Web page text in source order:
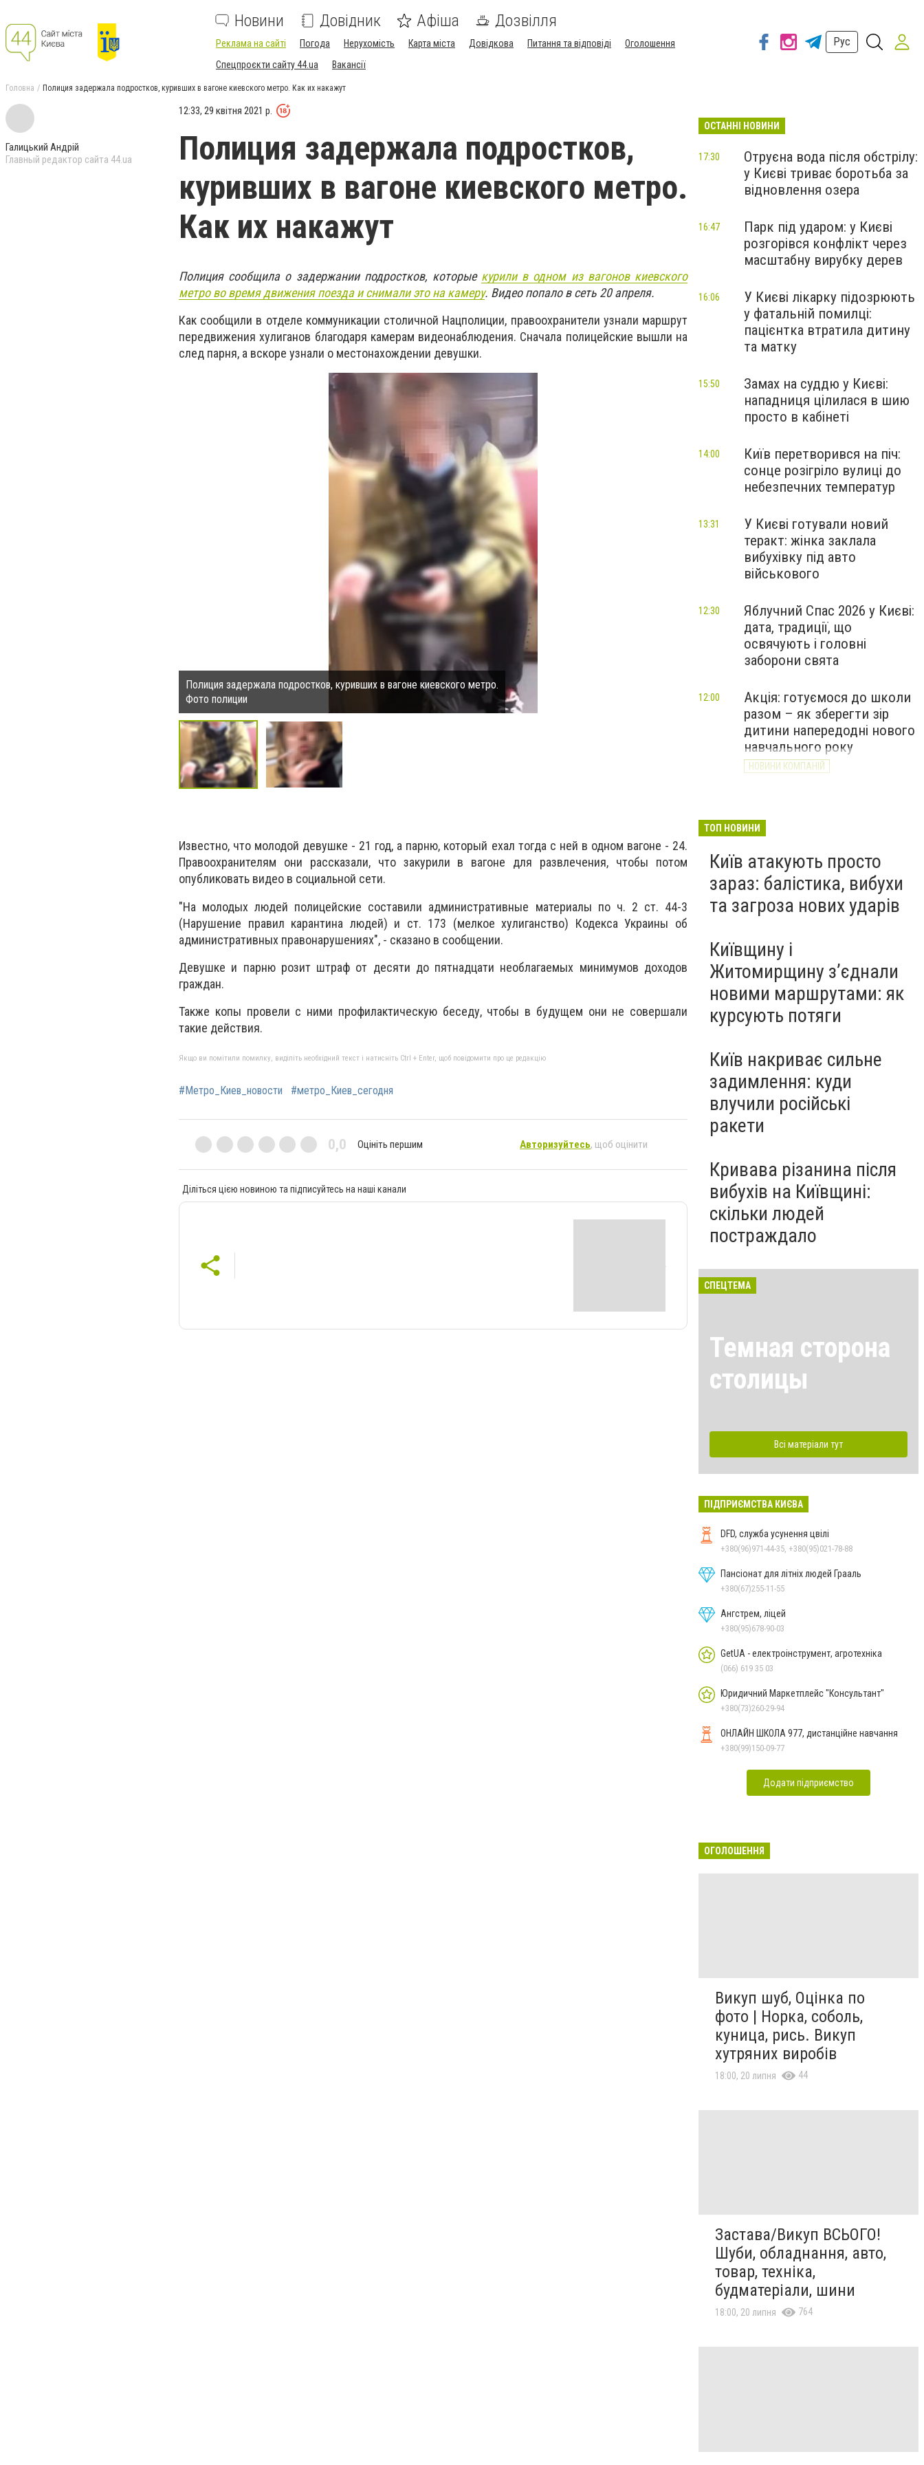
Новини Довідник Афіша Дозвілля
Реклама на сайті Погода Нерухомість Карта міста Довідкова Питання та відповіді
Оголошення
Спецпроєкти сайту 44.ua
Вакансії
Рус
Головна Полиция задержала подростков, куривших в вагоне киевского метро. Как их накажут
Галицький Андрій
Главный редактор сайта 44.ua
12:33, 29 квітня 2021 р.
Полиция задержала подростков,
куривших в вагоне киевского метро.
Как их накажут
Полиция сообщила о задержании подростков, которые курили в одном из вагонов киевского
метро во время движения поезда и снимали это на камеру. Видео попало в сеть 20 апреля.
Как сообщили в отделе коммуникации столичной Нацполиции, правоохранители узнали маршрут
передвижения хулиганов благодаря камерам видеонаблюдения. Сначала полицейские вышли на
след парня, а вскоре узнали о местонахождении девушки.
Полиция задержала подростков, куривших в вагоне киевского метро.
Фото полиции
Фото полиции
Известно, что молодой девушке - 21 год, а парню, который ехал тогда с ней в одном вагоне - 24.
Правоохранителям они рассказали, что закурили в вагоне для развлечения, чтобы потом
опубликовать видео в социальной сети.
"На молодых людей полицейские составили административные материалы по ч. 2 ст. 44-3
(Нарушение правил карантина людей) и ст. 173 (мелкое хулиганство) Кодекса Украины об
административных правонарушениях", - сказано в сообщении.
Девушке и парню розит штраф от десяти до пятнадцати необлагаемых минимумов доходов
граждан.
Также копы провели с ними профилактическую беседу, чтобы в будущем они не совершали
такие действия.
Якщо ви помітили помилку, виділіть необхідний текст і натисніть Ctrl + Enter, щоб повідомити про це редакцію
#Метро_Киев_новости #метро_Киев_сегодня
0,0 Оцініть першим Авторизуйтесь, щоб оцінити
Діліться цією новиною та підписуйтесь на наші канали
ОСТАННІ НОВИНИ
Отруєна вода після обстрілу:
у Києві триває боротьба за
відновлення озера
17:30
Парк під ударом: у Києві
розгорівся конфлікт через
масштабну вирубку дерев
16:47
У Києві лікарку підозрюють
у фатальній помилці:
пацієнтка втратила дитину
та матку
16:06
Замах на суддю у Києві:
нападниця цілилася в шию
просто в кабінеті
15:50
Київ перетворився на піч:
сонце розігріло вулиці до
небезпечних температур
14:00
У Києві готували новий
теракт: жінка заклала
вибухівку під авто
військового
13:31
Яблучний Спас 2026 у Києві:
дата, традиції, що
освячують і головні
заборони свята
12:30
Акція: готуємося до школи
разом – як зберегти зір
дитини напередодні нового
навчального року
НОВИНИ КОМПАНІЙ
12:00
ТОП НОВИНИ
Київ атакують просто
зараз: балістика, вибухи
та загроза нових ударів
Київщину і
Житомирщину з’єднали
новими маршрутами: як
курсують потяги
Київ накриває сильне
задимлення: куди
влучили російські
ракети
Кривава різанина після
вибухів на Київщині:
скільки людей
постраждало
СПЕЦТЕМА
Темная сторона
столицы
Всі матеріали тут
ПІДПРИЄМСТВА КИЄВА
DFD, служба усунення цвілі
+380(96)971-44-35, +380(95)021-78-88
Пансіонат для літніх людей Грааль
+380(67)255-11-55
Ангстрем, ліцей
+380(95)678-90-03
GetUA - електроінструмент, агротехніка
(066) 619 35 03
Юридичний Маркетплейс "Консультант"
+380(73)260-29-94
ОНЛАЙН ШКОЛА 977, дистанційне навчання
+380(99)150-09-77
Додати підприємство
ОГОЛОШЕННЯ
Викуп шуб, Оцінка по
фото | Норка, соболь,
куница, рись. Викуп
хутряних виробів
18:00, 20 липня 44
Застава/Викуп ВСЬОГО!
Шуби, обладнання, авто,
товар, техніка,
будматеріали, шини
18:00, 20 липня 764